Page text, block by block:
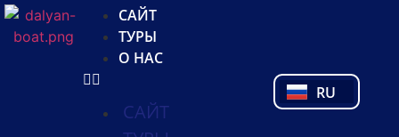
САЙТ
ТУРЫ
О НАС
САЙТ
RU
PT
TR